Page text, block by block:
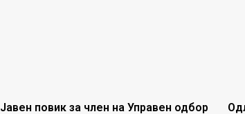
Јавен повик за член на Управен одбор